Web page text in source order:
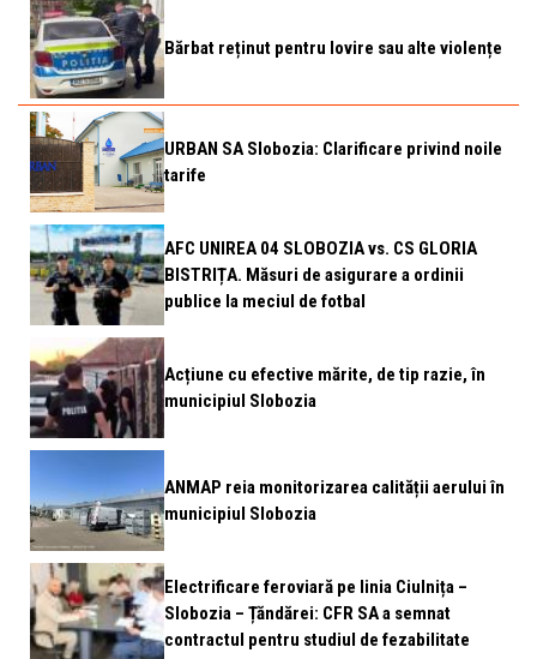
Bărbat reținut pentru lovire sau alte violențe
URBAN SA Slobozia: Clarificare privind noile
tarife
AFC UNIREA 04 SLOBOZIA vs. CS GLORIA
BISTRIȚA. Măsuri de asigurare a ordinii
publice la meciul de fotbal
Acțiune cu efective mărite, de tip razie, în
municipiul Slobozia
ANMAP reia monitorizarea calității aerului în
municipiul Slobozia
Electrificare feroviară pe linia Ciulnița –
Slobozia – Țăndărei: CFR SA a semnat
contractul pentru studiul de fezabilitate